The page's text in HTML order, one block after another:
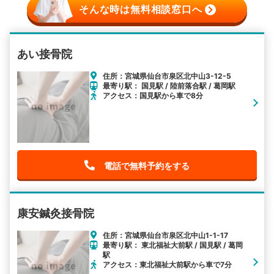
そんな時は無料相談窓口へ
あい接骨院
住所：宮城県仙台市泉区北中山3-12-5
最寄り駅： 国見駅 / 陸前落合駅 / 葛岡駅
アクセス：国見駅から車で8分
電話で無料予約をする
康安鍼灸接骨院
住所：宮城県仙台市泉区北中山1-1-17
最寄り駅： 東北福祉大前駅 / 国見駅 / 葛岡
駅
アクセス：東北福祉大前駅から車で7分